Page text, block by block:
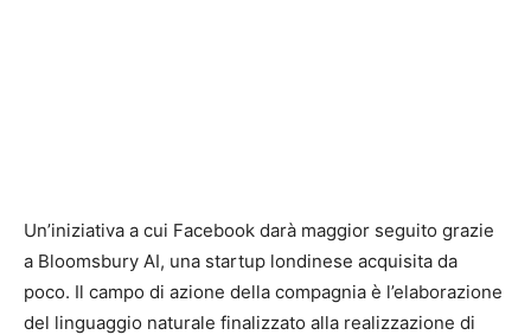
Un’iniziativa a cui Facebook darà maggior seguito grazie
a Bloomsbury AI, una startup londinese acquisita da
poco. Il campo di azione della compagnia è l’elaborazione
del linguaggio naturale finalizzato alla realizzazione di